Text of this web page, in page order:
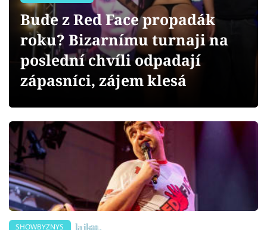
Videa
Sledujte prima+
Sledujte nás
Bude z Red Face propadák
roku? Bizarnímu turnaji na
poslední chvíli odpadají
zápasníci, zájem klesá
SHOWBYZNYS